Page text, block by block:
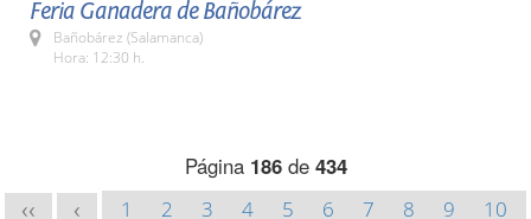
Feria Ganadera de Bañobárez
Bañobárez (Salamanca)
Hora: 12:30 h.
Página 186de 434
<< < 1 2 3 4 5 6 7 8 9
10